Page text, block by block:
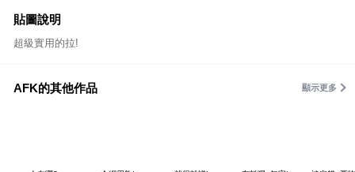
貼圖說明
超級實用的拉!
AFK的其他作品 顯示更多